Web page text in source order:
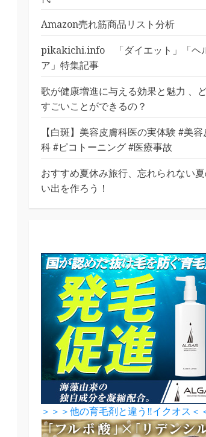
Amazon売れ筋商品リスト分析
pikakichi.info 「ダイエット」「ヘ
ア」特集記事
歌が健康増進に与える効果と魅力 、
すごいことができるの？
【白斑】美容皮膚科医の実体験 #美容
科 #ピコトーニング #医療事故
おすすめ夏休み旅行、忘れられない
い出を作ろう！
＞＞＞他の育毛剤と違う‼イクオス＜